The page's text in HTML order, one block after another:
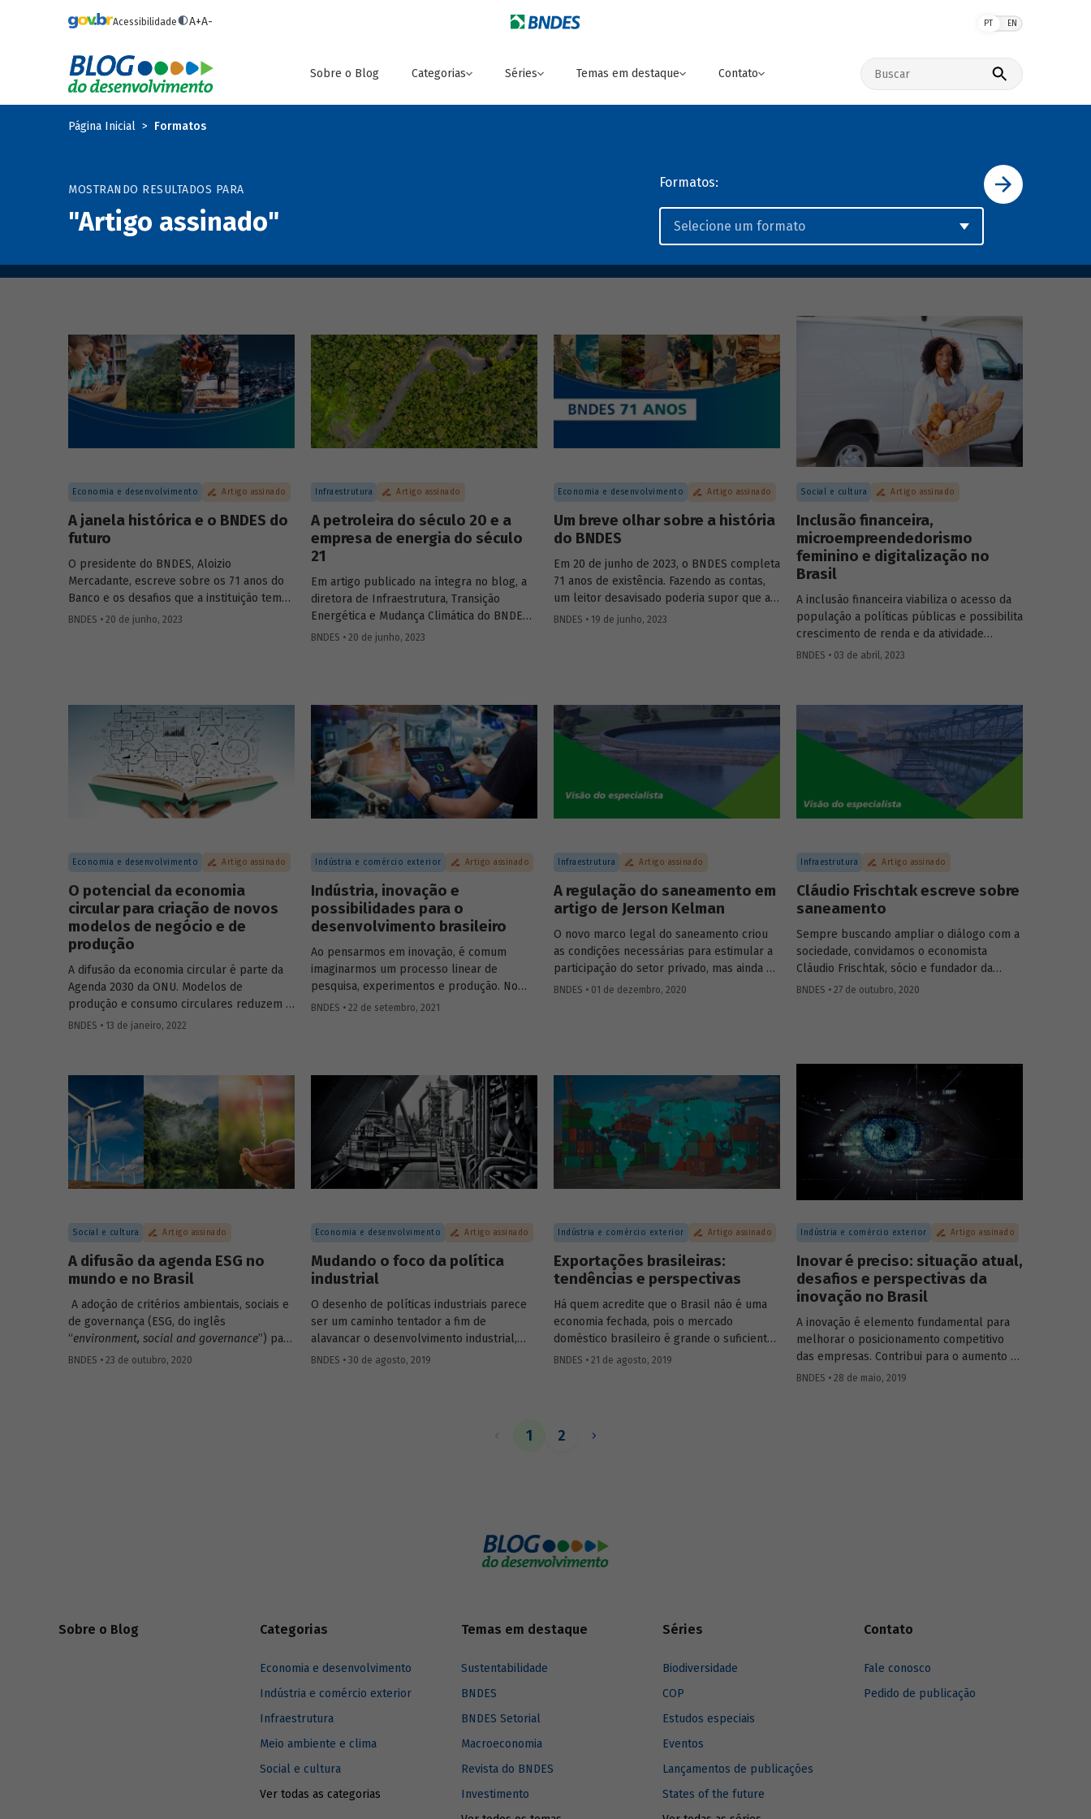
Acessibilidade A+A- PT EN
Sobre o Blog Categorias Séries Temas em destaque Contato
Buscar no site
Página Inicial Formatos
MOSTRANDO RESULTADOS PARA
"Artigo assinado"
Formatos:
Economia e desenvolvimento Artigo assinado
A janela histórica e o BNDES do
futuro
O presidente do BNDES, Aloizio
Mercadante, escreve sobre os 71 anos do
Banco e os desafios que a instituição tem
para os próximos anos, em artigo veiculado
BNDES • 20 de junho, 2023
Infraestrutura Artigo assinado
A petroleira do século 20 e a
empresa de energia do século
21
Em artigo publicado na íntegra no blog, a
diretora de Infraestrutura, Transição
Energética e Mudança Climática do BNDES,
Luciana Costa, discute se faz sentido o
representa no contexto de transição
energética para economia neutra em
carbono.
BNDES • 20 de junho, 2023
Economia e desenvolvimento Artigo assinado
Um breve olhar sobre a história
do BNDES
Em 20 de junho de 2023, o BNDES completa
71 anos de existência. Fazendo as contas,
um leitor desavisado poderia supor que a
criação do BNDE em 1952 (o “S” só viria
máximo da campanha “o petróleo é nosso”.
Essa, porém, é uma visão simplificada da
nossa história. Saiba mais sobre a
pluralidade de ideias presente na história
do BNDES em artigo da economista e
assessora da Presidência do BNDES Lavinia
Barros de Castro.
BNDES • 19 de junho, 2023
Social e cultura Artigo assinado
Inclusão financeira,
microempreendedorismo
feminino e digitalização no
Brasil
A inclusão financeira viabiliza o acesso da
população a políticas públicas e possibilita
crescimento de renda e da atividade
econômica. No entanto, o acesso a serviços
sociedade. Este artigo, assinado por Helena
Tenório, faz um breve diagnóstico desse
tema e aponta possíveis efeitos positivos
decorrentes da digitalização financeira,
com atenção especial à participação das
BNDES • 03 de abril, 2023
Economia e desenvolvimento Artigo assinado
O potencial da economia
circular para criação de novos
modelos de negócio e de
produção
A difusão da economia circular é parte da
Agenda 2030 da ONU. Modelos de
produção e consumo circulares reduzem a
dependência em relação a recursos
produção de resíduos. Confira um resumo
do estudo produzido por analistas do
BNDES, que é parte de publicação sobre
economia circular a ser lançada em
fevereiro.
BNDES • 13 de janeiro, 2022
Indústria e comércio exterior Artigo assinado
Indústria, inovação e
possibilidades para o
desenvolvimento brasileiro
Ao pensarmos em inovação, é comum
imaginarmos um processo linear de
pesquisa, experimentos e produção. No
entanto, o processo de inovação depende
destacando oportunidades, estratégias e
possibilidades de fomento ao tema.
BNDES • 22 de setembro, 2021
Infraestrutura Artigo assinado
A regulação do saneamento em
artigo de Jerson Kelman
O novo marco legal do saneamento criou
as condições necessárias para estimular a
participação do setor privado, mas ainda é
preciso estabelecer normas que garantam
influenciar na expansão dos investimentos
e do acesso da população aos serviços.
BNDES • 01 de dezembro, 2020
Infraestrutura Artigo assinado
Cláudio Frischtak escreve sobre
saneamento
Sempre buscando ampliar o diálogo com a
sociedade, convidamos o economista
Cláudio Frischtak, sócio e fundador da
Inter.B Consultoria e diretor nacional do
publicação é a primeira de uma série de
textos com especialistas convidados, que
busca ampliar a troca de conhecimentos e
promover a discussão sobre os principais
temas relacionados ao desenvolvimento
brasileiro.
BNDES • 27 de outubro, 2020
Social e cultura Artigo assinado
A difusão da agenda ESG no
mundo e no Brasil
A adoção de critérios ambientais, sociais e
de governança (ESG, do inglês
“environment, social and governance”) para
a avaliação de empresas e investimentos
BNDES • 23 de outubro, 2020
Economia e desenvolvimento Artigo assinado
Mudando o foco da política
industrial
O desenho de políticas industriais parece
ser um caminho tentador a fim de
alavancar o desenvolvimento industrial,
mas evidências empíricas mostram que há
um segmento da economia. E, em caso
BNDES • 30 de agosto, 2019
Indústria e comércio exterior Artigo assinado
Exportações brasileiras:
tendências e perspectivas
Há quem acredite que o Brasil não é uma
economia fechada, pois o mercado
doméstico brasileiro é grande o suficiente
para que a participação das exportações e
da América (EUA) no mercado externo, logo
literatura, essa relação é crescente, porém
a taxas decrescentes, o que significa que o
até um ponto em que maiores níveis de
menores patamares de coeficiente de
BNDES • 21 de agosto, 2019
Indústria e comércio exterior Artigo assinado
Inovar é preciso: situação atual,
desafios e perspectivas da
inovação no Brasil
A inovação é elemento fundamental para
melhorar o posicionamento competitivo
das empresas. Contribui para o aumento da
eficiência na produção, geração de novos
BNDES • 28 de maio, 2019
1 2
Sobre o Blog Categorias
Economia e desenvolvimento
Indústria e comércio exterior
Infraestrutura
Meio ambiente e clima
Social e cultura
Ver todas as categorias
Temas em destaque
Sustentabilidade
BNDES
BNDES Setorial
Macroeconomia
Revista do BNDES
Investimento
Séries
Biodiversidade
COP
Estudos especiais
Eventos
Lançamentos de publicações
States of the future
Contato
Fale conosco
Pedido de publicação